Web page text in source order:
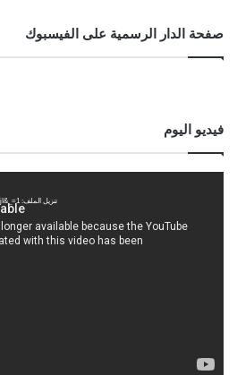
صفحة الدار الرسمية على الفيسبوك
فيديو اليوم
تنزيل الملف: https://www.youtube.com/watch?v=FJdj7tk_7jI&_=1